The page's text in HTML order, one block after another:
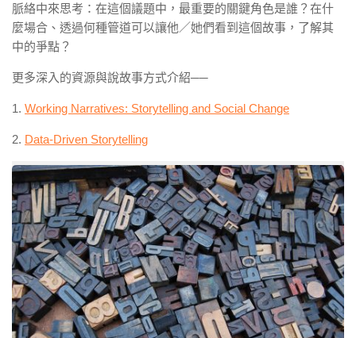
脈絡中來思考：在這個議題中，最重要的關鍵角色是誰？在什
麼場合、透過何種管道可以讓他／她們看到這個故事，了解其
中的爭點？
更多深入的資源與說故事方式介紹──
1. Working Narratives: Storytelling and Social Change
2. Data-Driven Storytelling